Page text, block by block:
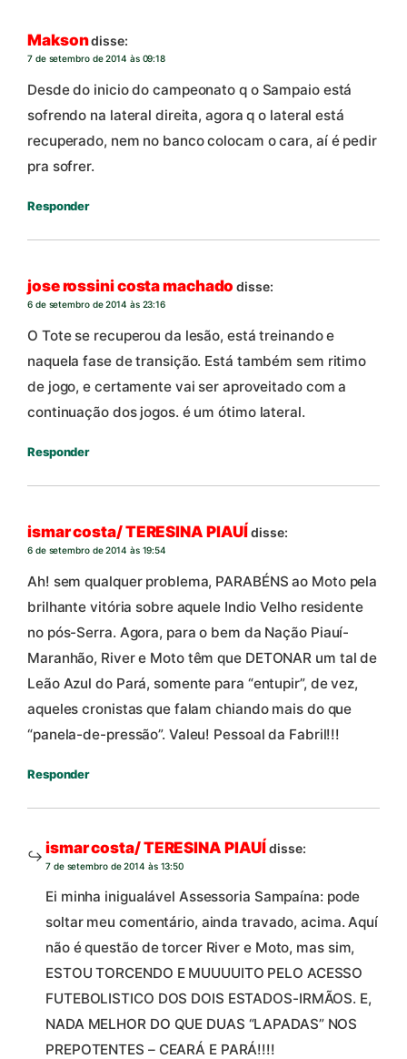
Maksondisse:
7 de setembro de 2014 às 09:18
Desde do inicio do campeonato q o Sampaio está
sofrendo na lateral direita, agora q o lateral está
recuperado, nem no banco colocam o cara, aí é pedir
pra sofrer.
Responder
jose rossini costa machado disse:
6 de setembro de 2014 às 23:16
O Tote se recuperou da lesão, está treinando e
naquela fase de transição. Está também sem ritimo
de jogo, e certamente vai ser aproveitado com a
continuação dos jogos. é um ótimo lateral.
Responder
ismar costa/ TERESINA PIAUÍdisse:
6 de setembro de 2014 às 19:54
Ah! sem qualquer problema, PARABÉNS ao Moto pela
brilhante vitória sobre aquele Indio Velho residente
no pós-Serra. Agora, para o bem da Nação Piauí-
Maranhão, River e Moto têm que DETONAR um tal de
Leão Azul do Pará, somente para “entupir”, de vez,
aqueles cronistas que falam chiando mais do que
“panela-de-pressão”. Valeu! Pessoal da Fabril!!!
Responder
ismar costa/ TERESINA PIAUÍdisse:
7 de setembro de 2014 às 13:50
Ei minha inigualável Assessoria Sampaína: pode
soltar meu comentário, ainda travado, acima. Aquí
não é questão de torcer River e Moto, mas sim,
ESTOU TORCENDO E MUUUUITO PELO ACESSO
FUTEBOLISTICO DOS DOIS ESTADOS-IRMÃOS. E,
NADA MELHOR DO QUE DUAS “LAPADAS” NOS
PREPOTENTES – CEARÁ E PARÁ!!!!